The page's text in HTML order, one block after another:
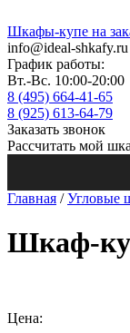
Шкафы-купе на
info@ideal-shkafy.ru
График работы:
Вт.-Вс. 10:00-20:00
8 (495) 664-41-65
8 (925) 613-64-79
Заказать звонок
Рассчитать мой
Главная /Угловые
Шкаф-
Цена: